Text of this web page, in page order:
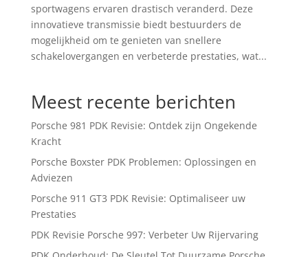
sportwagens ervaren drastisch veranderd. Deze
innovatieve transmissie biedt bestuurders de
mogelijkheid om te genieten van snellere
schakelovergangen en verbeterde prestaties, wat...
Meest recente berichten
Porsche 981 PDK Revisie: Ontdek zijn Ongekende
Kracht
Porsche Boxster PDK Problemen: Oplossingen en
Adviezen
Porsche 911 GT3 PDK Revisie: Optimaliseer uw
Prestaties
PDK Revisie Porsche 997: Verbeter Uw Rijervaring